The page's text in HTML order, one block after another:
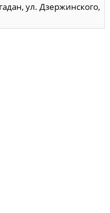
ул. Дзержинского,